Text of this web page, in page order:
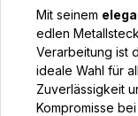
Mit seinem
edlen
Verarbeitung ist
ideale Wahl für
Zuverlässigkeit
Kompromisse